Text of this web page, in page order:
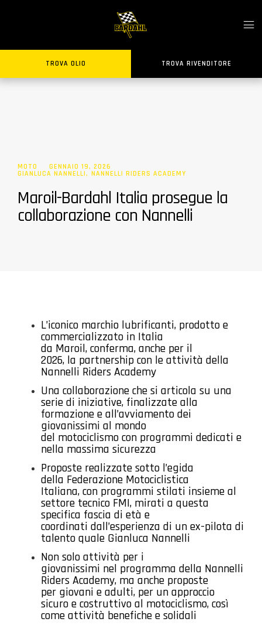
TROVA OLIO TROVA RIVENDITORE
MOTO
GENNAIO 19, 2026
GIANLUCA NANNELLI, NANNELLI RIDERS ACADEMY
Maroil-Bardahl Italia prosegue la
collaborazione con Nannelli
L’iconico marchio lubrificanti, prodotto e
commercializzato in Italia
da Maroil, conferma, anche per il
2026, la partnership con le attività della
Nannelli Riders Academy
Una collaborazione che si articola su una
serie di iniziative, finalizzate alla
formazione e all’avviamento dei
giovanissimi al mondo
del motociclismo con programmi dedicati e
nella massima sicurezza
Proposte realizzate sotto l’egida
della Federazione Motociclistica
Italiana, con programmi stilati insieme al
settore tecnico FMI, mirati a questa
specifica fascia di età e
coordinati dall’esperienza di un ex-pilota di
talento quale Gianluca Nannelli
Non solo attività per i
giovanissimi nel programma della Nannelli
Riders Academy, ma anche proposte
per giovani e adulti, per un approccio
sicuro e costruttivo al motociclismo, così
come attività benefiche e solidali